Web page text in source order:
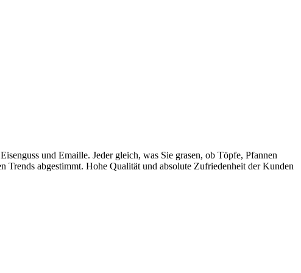
und Emaille. Jeder gleich, was Sie grasen, ob Töpfe, Pfannen
abgestimmt. Hohe Qualität und absolute Zufriedenheit der Kunden